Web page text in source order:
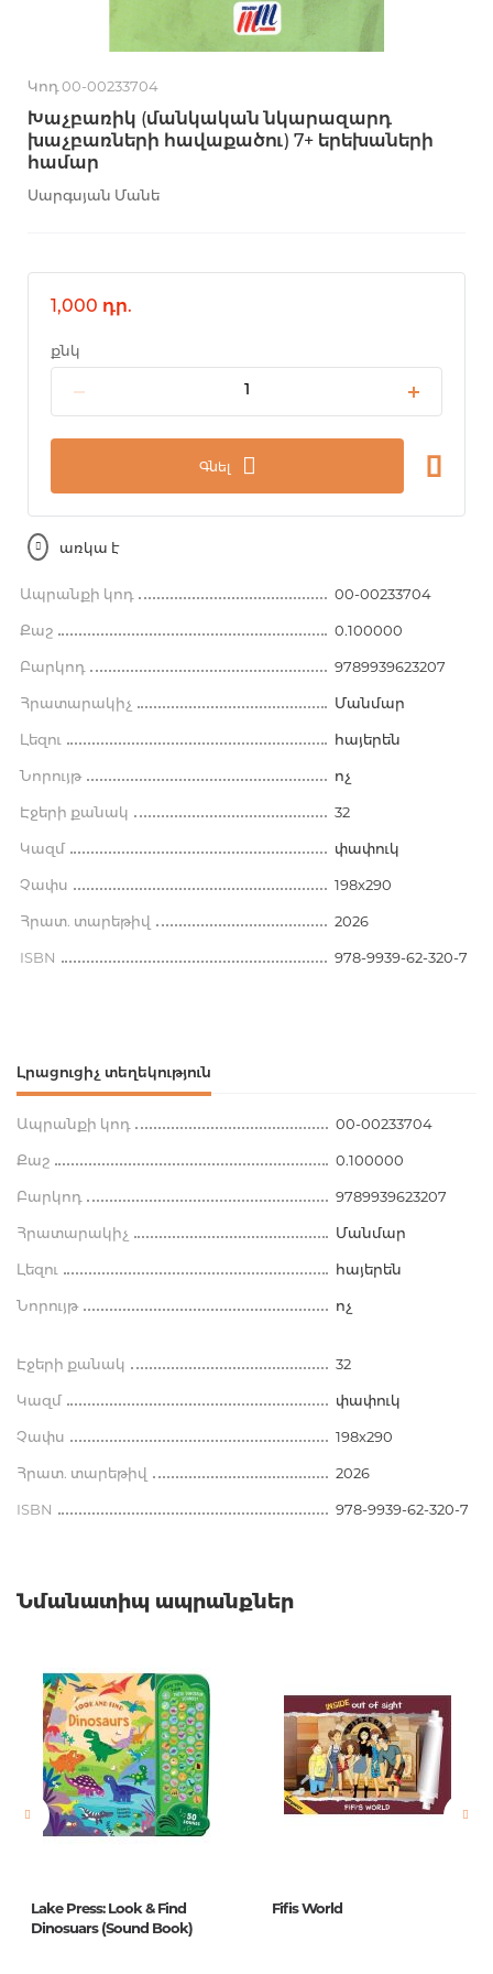
Կոդ 00-00233704
Խաչբառիկ (մանկական նկարազարդ
խաչբառների հավաքածու) 7+ երեխաների
համար
Սարգսյան Մանե
1,000 դր.
քնկ
Գնել
առկա է
Ապրանքի կոդ 00-00233704
Քաշ 0.100000
Բարկոդ 9789939623207
Հրատարակիչ Մանմար
Լեզու հայերեն
Նորույթ ոչ
Էջերի քանակ 32
Կազմ փափուկ
Չափս 198x290
Հրատ. տարեթիվ 2026
ISBN 978-9939-62-320-7
Լրացուցիչ տեղեկություն
Ապրանքի կոդ 00-00233704
Քաշ 0.100000
Բարկոդ 9789939623207
Հրատարակիչ Մանմար
Լեզու հայերեն
Նորույթ ոչ
Էջերի քանակ 32
Կազմ փափուկ
Չափս 198x290
Հրատ. տարեթիվ 2026
ISBN 978-9939-62-320-7
Նմանատիպ ապրանքներ
Lake Press: Look & Find
Dinosuars (Sound Book)
Fifis World